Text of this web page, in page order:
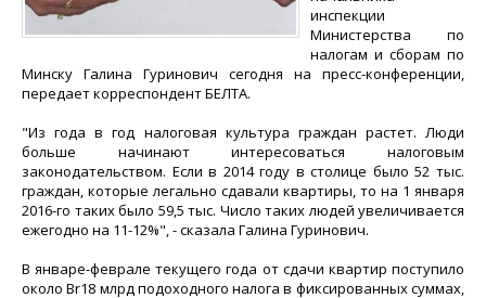
инспекции
Министерства по
налогам и сборам по
Минску Галина Гуринович сегодня на пресс-конференции,
передает корреспондент БЕЛТА.
"Из года в год налоговая культура граждан растет. Люди
больше начинают интересоваться налоговым
законодательством. Если в 2014 году в столице было 52 тыс.
граждан, которые легально сдавали квартиры, то на 1 января
2016-го таких было 59,5 тыс. Число таких людей увеличивается
ежегодно на 11-12%", - сказала Галина Гуринович.
В январе-феврале текущего года от сдачи квартир поступило
около Br18 млрд подоходного налога в фиксированных суммах,